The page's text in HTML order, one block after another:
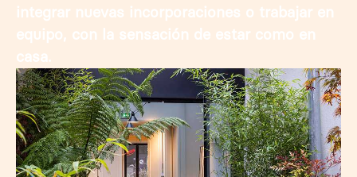
integrar nuevas incorporaciones o trabajar en
equipo, con la sensación de estar como en
casa.